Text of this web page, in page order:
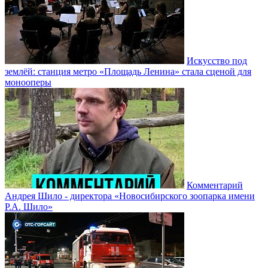
Искусство под
землёй: станция метро «Площадь Ленина» стала сценой для
монооперы
Комментарий
Андрея Шило - директора «Новосибирского зоопарка имени
Р.А. Шило»